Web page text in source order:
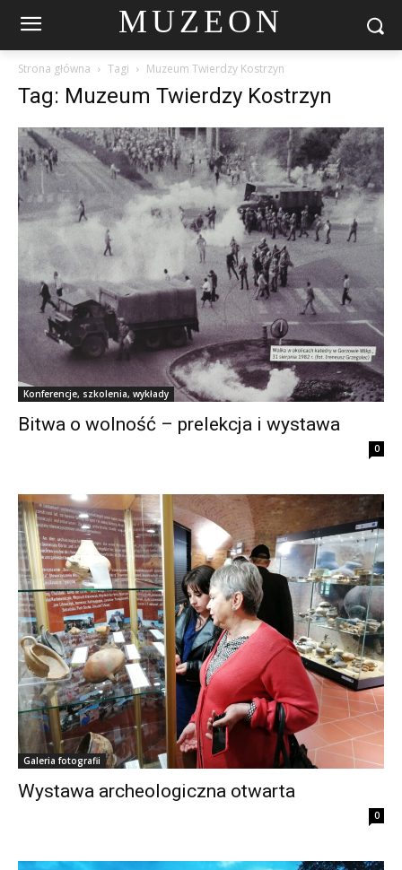
MUZEON
Strona główna Tagi Muzeum Twierdzy Kostrzyn
Tag: Muzeum Twierdzy Kostrzyn
Konferencje, szkolenia, wykłady
Bitwa o wolność – prelekcja i wystawa
0
Galeria fotografii
Wystawa archeologiczna otwarta
0